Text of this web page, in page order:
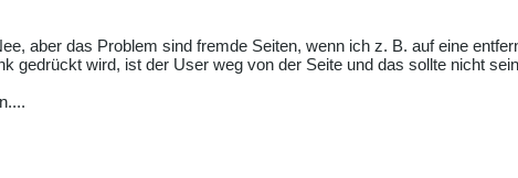
aber das Problem sind fremde Seiten, wenn ich z. B. auf eine
gedrückt wird, ist der User weg von der Seite und das sollte nicht